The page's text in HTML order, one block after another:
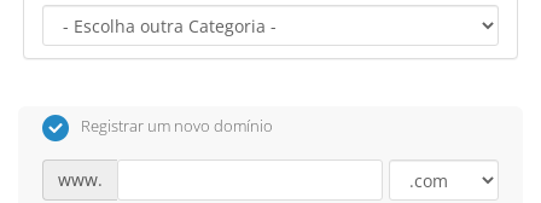
Registrar um novo domínio
www.